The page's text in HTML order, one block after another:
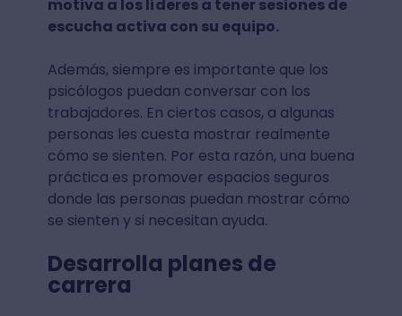
motiva a los líderes a tener sesiones de
escucha activa con su equipo.
Además, siempre es importante que los
psicólogos puedan conversar con los
trabajadores. En ciertos casos, a algunas
personas les cuesta mostrar realmente
cómo se sienten. Por esta razón, una buena
práctica es promover espacios seguros
donde las personas puedan mostrar cómo
se sienten y si necesitan ayuda.
Desarrolla planes de
carrera